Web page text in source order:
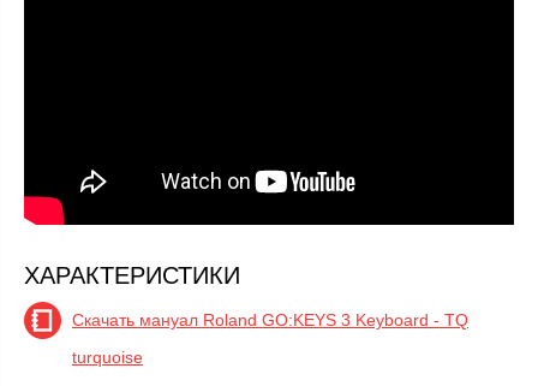
ХАРАКТЕРИСТИКИ
Скачать мануал Roland GO:KEYS 3 Keyboard - TQ
turquoise